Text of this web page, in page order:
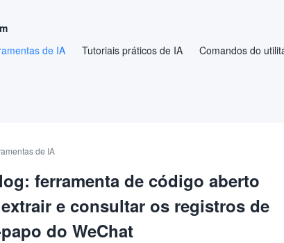
de IA Tutoriais práticos de IA Comandos do
de IA
ferramenta de código aberto
e consultar os registros de
do WeChat